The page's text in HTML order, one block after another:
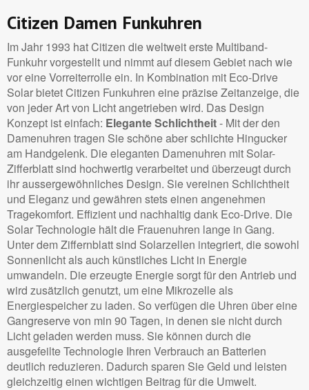
Citizen Damen Funkuhren
Im Jahr 1993 hat Citizen die weltweit erste Multiband-
Funkuhr vorgestellt und nimmt auf diesem Gebiet nach wie
vor eine Vorreiterrolle ein. In Kombination mit Eco-Drive
Solar bietet Citizen Funkuhren eine präzise Zeitanzeige, die
von jeder Art von Licht angetrieben wird. Das Design
Konzept ist einfach: Elegante Schlichtheit- Mit der den
Damenuhren tragen Sie schöne aber schlichte Hingucker
am Handgelenk. Die eleganten Damenuhren mit Solar-
Zifferblatt sind hochwertig verarbeitet und überzeugt durch
ihr aussergewöhnliches Design. Sie vereinen Schlichtheit
und Eleganz und gewähren stets einen angenehmen
Tragekomfort. Effizient und nachhaltig dank Eco-Drive. Die
Solar Technologie hält die Frauenuhren lange in Gang.
Unter dem Ziffernblatt sind Solarzellen integriert, die sowohl
Sonnenlicht als auch künstliches Licht in Energie
umwandeln. Die erzeugte Energie sorgt für den Antrieb und
wird zusätzlich genutzt, um eine Mikrozelle als
Energiespeicher zu laden. So verfügen die Uhren über eine
Gangreserve von min 90 Tagen, in denen sie nicht durch
Licht geladen werden muss. Sie können durch die
ausgefeilte Technologie Ihren Verbrauch an Batterien
deutlich reduzieren. Dadurch sparen Sie Geld und leisten
gleichzeitig einen wichtigen Beitrag für die Umwelt.